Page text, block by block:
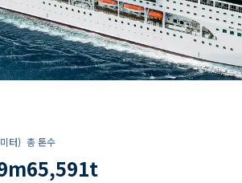
터)
m
총 톤수
65,591t